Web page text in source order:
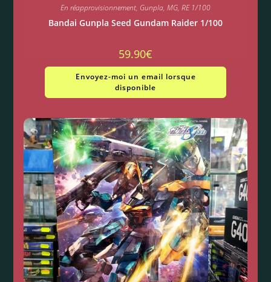
En réapprovisionnement, Gunpla, MG, RE 1/100
Bandai Gunpla Seed Gundam Raider 1/100
59.90€
Envoyez-moi un email lorsque
disponible